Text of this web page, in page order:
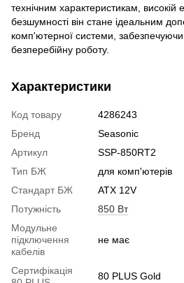
технічним характеристикам, високій
безшумності він стане ідеальним
комп'ютерної системи, забезпечуючи
безперебійну роботу.
Характеристики
Код товару
4286243
Бренд
Seasonic
Артикул
SSP-850RT2
Тип БЖ
для комп'ютерів
Стандарт БЖ
ATX 12V
Потужність
850 Вт
Модульне
підключення
кабелів
не має
Сертифікація
80 PLUS Gold